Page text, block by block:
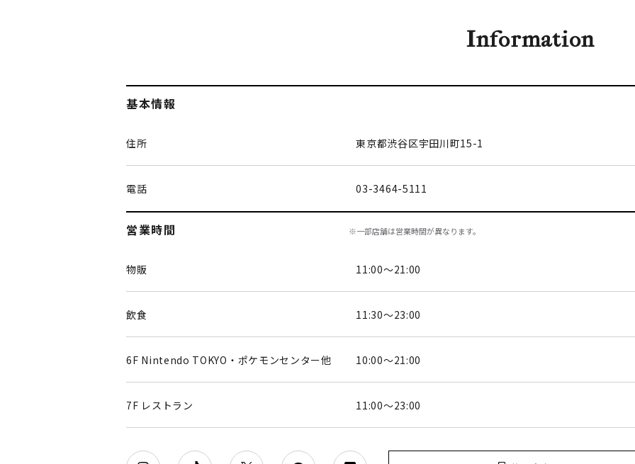
Information
基本情報
住所 東京都渋谷区宇田川町15-1
電話 03-3464-5111
営業時間 ※一部店舗は営業時間が異なります。
物販 11:00～21:00
飲食 11:30～23:00
6F Nintendo TOKYO・ポケモンセンター他 10:00～21:00
7F レストラン 11:00～23:00